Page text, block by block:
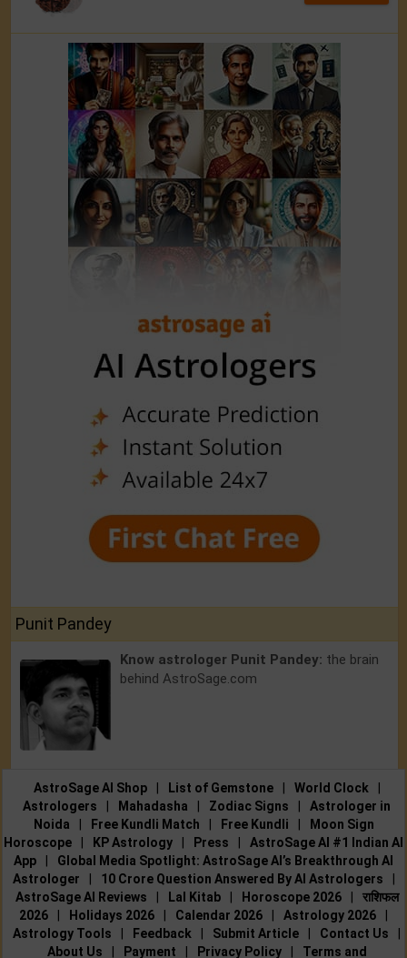
Punit Pandey
Know astrologer Punit Pandey: the brain
behind AstroSage.com
AstroSage AI Shop | List of Gemstone | World Clock
|
Astrologers
| Mahadasha | Zodiac Signs |
Astrologer in
Noida
| Free Kundli Match | Free Kundli |
Moon Sign
Horoscope
| KP Astrology | Press |
AstroSage AI #1 Indian AI
App
|
Global Media Spotlight: AstroSage AI’s Breakthrough AI
Astrologer
| 10 Crore Question Answered By AI Astrologers
|
AstroSage AI Reviews
| Lal Kitab | Horoscope 2026 |
राशिफल
2026
| Holidays 2026 | Calendar 2026 | Astrology 2026
|
Astrology Tools
| Feedback | Submit Article | Contact Us
|
About Us
| Payment | Privacy Policy | Terms and